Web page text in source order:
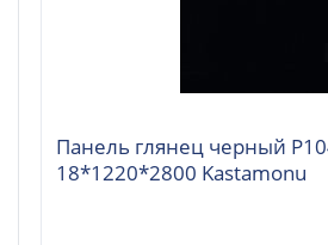
Панель глянец черный Р104/606
18*1220*2800 Kastamonu